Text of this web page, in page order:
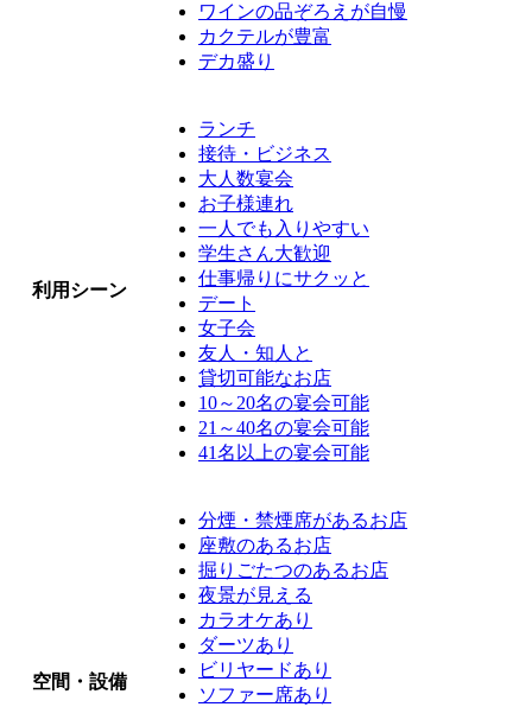
ワインの品ぞろえが自慢
カクテルが豊富
デカ盛り
利用シーン
ランチ
接待・ビジネス
大人数宴会
お子様連れ
一人でも入りやすい
学生さん大歓迎
仕事帰りにサクッと
デート
女子会
友人・知人と
貸切可能なお店
10～20名の宴会可能
21～40名の宴会可能
41名以上の宴会可能
空間・設備
分煙・禁煙席があるお店
座敷のあるお店
掘りごたつのあるお店
夜景が見える
カラオケあり
ダーツあり
ビリヤードあり
ソファー席あり